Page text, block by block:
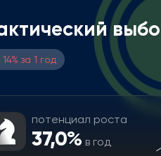
за 1 год
потенциал роста
37,0% в год